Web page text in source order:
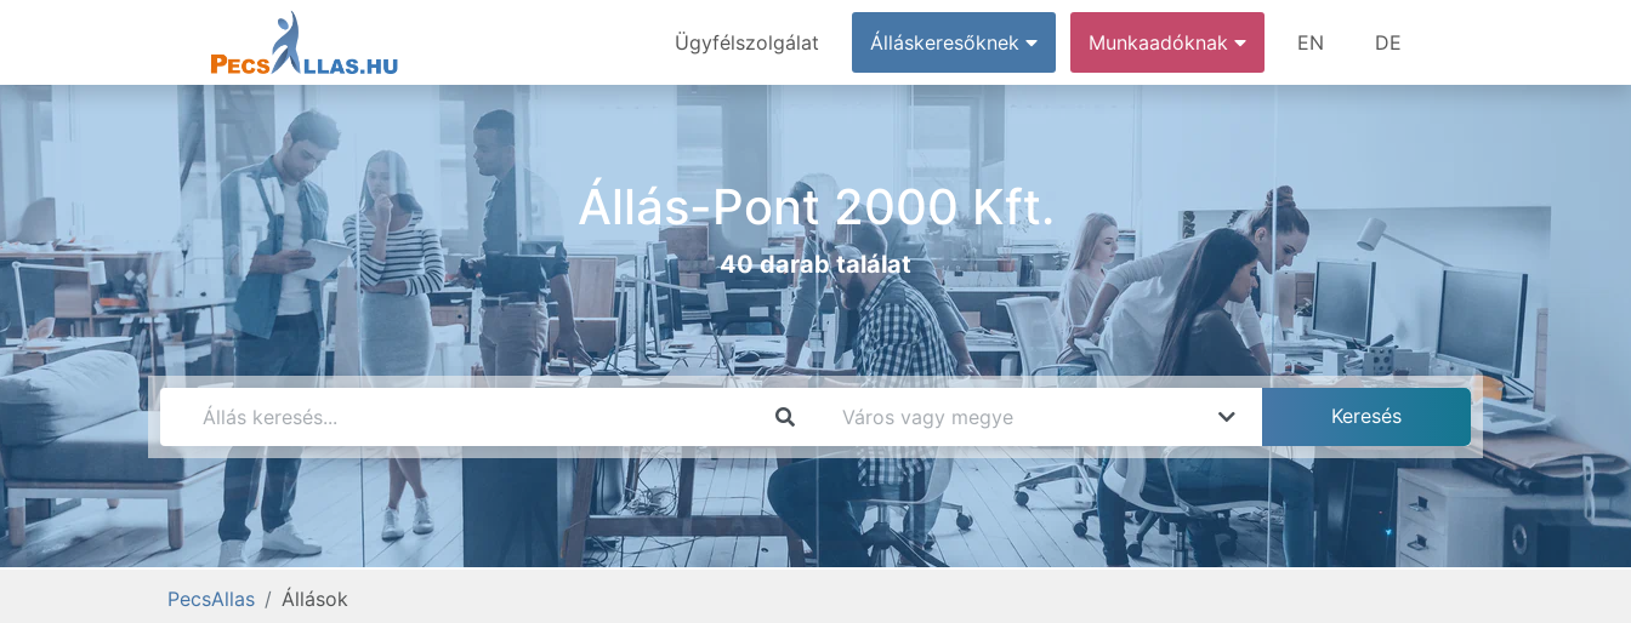
Ügyfélszolgálat Álláskeresőknek Munkaadóknak EN DE
Állás-Pont 2000 Kft.
40 darab találat
PecsAllas Állások